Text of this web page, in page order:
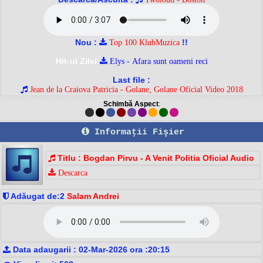
Nou : Top 100 KlubMuzica !!
Hit-ul Zilei:
Elys - Afara sunt oameni reci
Last file :
Jean de la Craiova Patricia - Golane, Golane Oficial Video 2018
Schimbă Aspect:
Informaţii Fişier
Titlu : Bogdan Pirvu - A Venit Politia Oficial Audio
Descarca
Adăugat de:2 Salam Andrei
Data adaugarii : 02-Mar-2026 ora :20:15